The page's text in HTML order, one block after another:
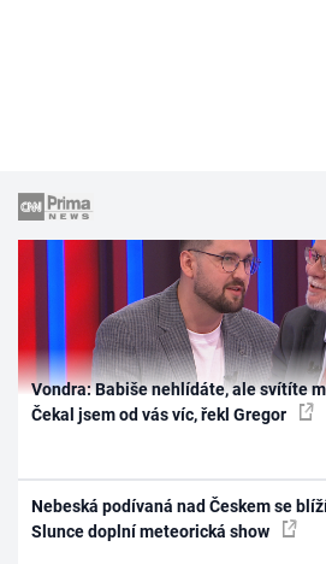
Vondra: Babiše nehlídáte, ale svítíte
Čekal jsem od vás víc, řekl Gregor
Nebeská podívaná nad Českem se
Slunce doplní meteorická show